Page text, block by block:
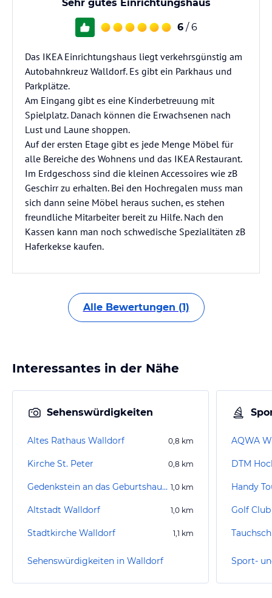
Sehr gutes Einrichtungshaus
6 / 6
Das IKEA Einrichtungshaus liegt verkehrsgünstig am
Autobahnkreuz Walldorf. Es gibt ein Parkhaus und
Parkplätze.
Am Eingang gibt es eine Kinderbetreuung mit
Spielplatz. Danach können die Erwachsenen nach
Lust und Laune shoppen.
Auf der ersten Etage gibt es jede Menge Möbel für
alle Bereiche des Wohnens und das IKEA Restaurant.
Im Erdgeschoss sind die kleinen Accessoires wie zB
Geschirr zu erhalten. Bei den Hochregalen muss man
sich dann seine Möbel heraus suchen, es stehen
freundliche Mitarbeiter bereit zu Hilfe. Nach den
Kassen kann man noch schwedische Spezialitäten zB
Haferkekse kaufen.
Alle Bewertungen (1)
Interessantes in der Nähe
Sehenswürdigkeiten
Altes Rathaus Walldorf 0,8 km
Kirche St. Peter 0,8 km
Gedenkstein an das Geburtshaus von Johann Jakob Astor 1,0 km
Altstadt Walldorf 1,0 km
Stadtkirche Walldorf 1,1 km
Sehenswürdigkeiten in Walldorf
AQWA
DTM
Handy
Golf Club